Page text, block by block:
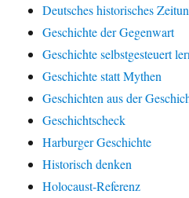
Deutsches historisches
Geschichte der Gegenwart
Geschichte selbstgesteuert
Geschichte statt Mythen
Geschichten aus der
Geschichtscheck
Harburger Geschichte
Historisch denken
Holocaust-Referenz